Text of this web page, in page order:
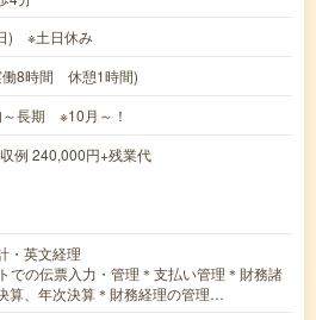
) ※土日休み
働8時間 休憩1時間)
長期 ※10月～！
例 240,000円+残業代
・英文経理
での伝票入力・管理＊支払い管理＊財務諸
算、年次決算＊財務経理の管理…